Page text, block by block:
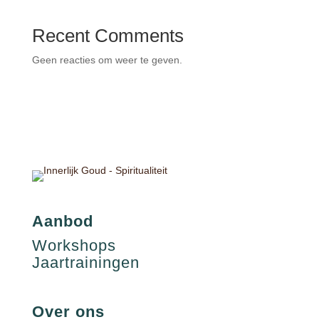
Recent Comments
Geen reacties om weer te geven.
Aanbod
Workshops
Jaartrainingen
Over ons